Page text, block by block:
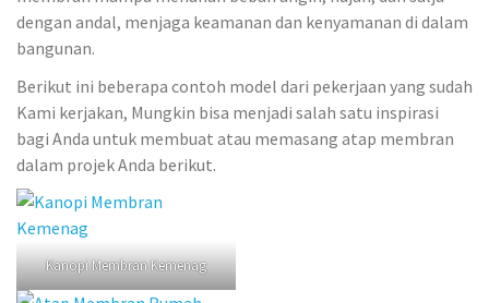
dengan andal, menjaga keamanan dan kenyamanan di dalam
bangunan.
Berikut ini beberapa contoh model dari pekerjaan yang sudah
Kami kerjakan, Mungkin bisa menjadi salah satu inspirasi
bagi Anda untuk membuat atau memasang atap membran
dalam projek Anda berikut.
Kanopi Membran Kemenag